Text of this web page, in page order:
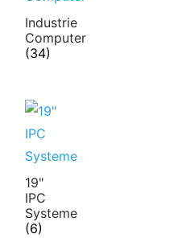
Industrie
Computer
(34)
19"
IPC
Systeme
(6)